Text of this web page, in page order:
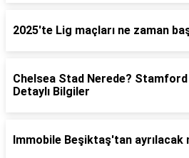
2025'te Lig maçları ne zaman
Chelsea Stad Nerede? Stamford
Detaylı Bilgiler
Immobile Beşiktaş'tan ayrılacak